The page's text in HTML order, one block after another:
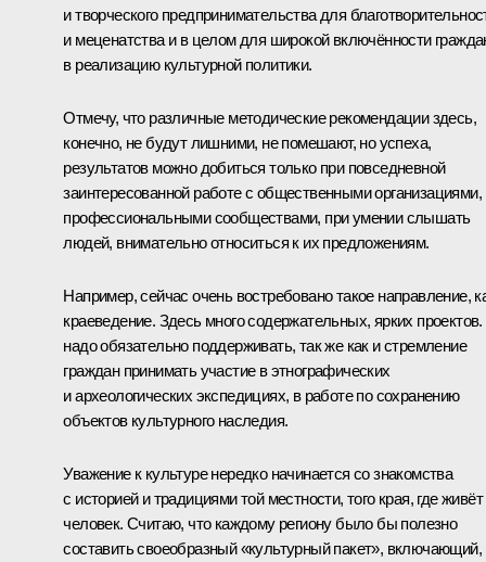
и творческого предпринимательства для
и меценатства и в целом для широкой включённости
в реализацию культурной политики.
Отмечу, что различные методические рекомендации здесь,
конечно, не будут лишними, не помешают, но успеха,
результатов можно добиться только при повседневной
заинтересованной работе с общественными организациями,
профессиональными сообществами, при умении слышать
людей, внимательно относиться к их предложениям.
Например, сейчас очень востребовано такое направление,
краеведение. Здесь много содержательных, ярких
надо обязательно поддерживать, так же как и стремление
граждан принимать участие в этнографических
и археологических экспедициях, в работе по сохранению
объектов культурного наследия.
Уважение к культуре нередко начинается со знакомства
с историей и традициями той местности, того края, где живёт
человек. Считаю, что каждому региону было бы полезно
составить своеобразный «культурный пакет», включающий,